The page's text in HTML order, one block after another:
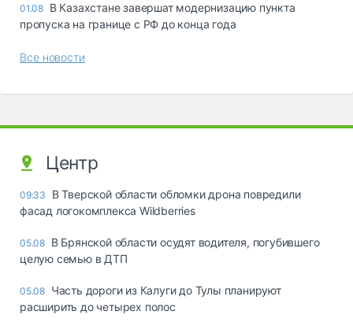
01.08 В Казахстане завершат модернизацию пункта
пропуска на границе с РФ до конца года
Все новости
Центр
09:33
В Тверской области обломки дрона повредили
фасад логокомплекса Wildberries
05.08 В Брянской области осудят водителя, погубившего
целую семью в ДТП
05.08 Часть дороги из Калуги до Тулы планируют
расширить до четырех полос